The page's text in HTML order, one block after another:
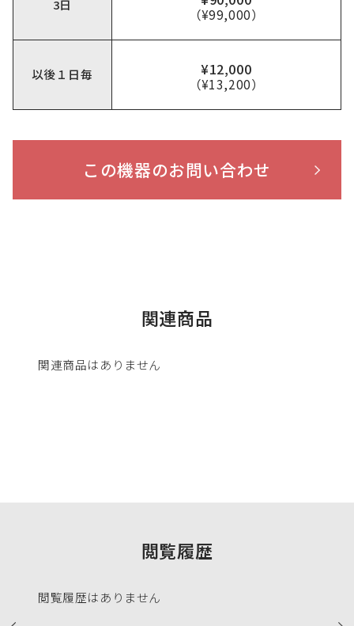
3日
（¥99,000）
以後１日毎 ¥12,000
（¥13,200）
この機器のお問い合わせ
関連商品
関連商品はありません
閲覧履歴
閲覧履歴はありません